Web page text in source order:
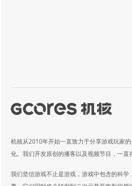
机核从2010年开始一直致力于分享游戏玩家
化。我们开发原创的播客以及视频节目，一直
我们坚信游戏不止是游戏，游戏中包含的科